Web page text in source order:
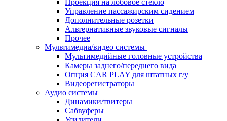
Проекция на лобовое стекло
Управление пассажирским сидением
Дополнительные розетки
Альтернативные звуковые сигналы
Прочее
Мультимедиа/видео системы
Мультимедийные головные устройства
Камеры заднего/переднего вида
Опция CAR PLAY для штатных г/у
Видеорегистраторы
Аудио системы
Динамики/твитеры
Сабвуферы